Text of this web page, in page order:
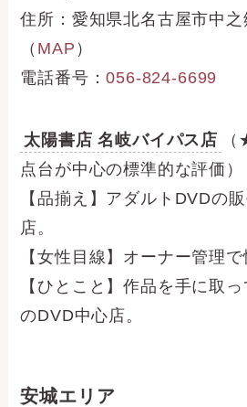
住所：愛知県北名古屋市中之
（ MAP ）
電話番号：056-824-6699
太陽書店 名岐バイパス店
点台が中心の標準的な評価）
【品揃え】アダルトDVDの
店。
【女性目線】オーナー管理で
【ひとこと】作品を手に取
のDVD中心店。
安城エリア